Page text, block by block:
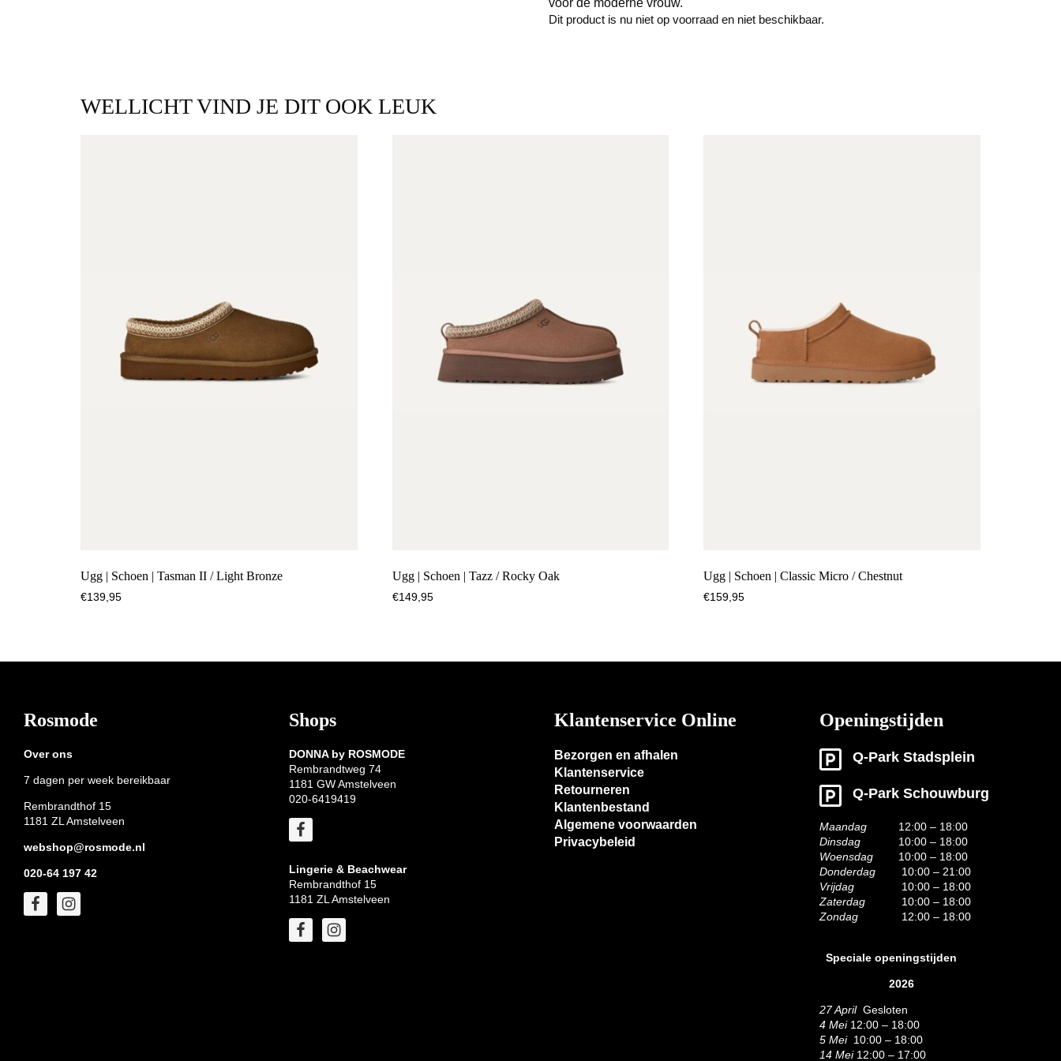
Dit product is nu niet op voorraad en niet beschikbaar.
WELLICHT VIND JE DIT OOK LEUK
Ugg | Schoen | Tasman II / Light Bronze
€139,95
Ugg | Schoen | Tazz / Rocky Oak
€149,95
Ugg | Schoen | Classic Micro / Chestnut
€159,95
Footer
Rosmode
Over ons
7 dagen per week bereikbaar
Rembrandthof 15
1181 ZL Amstelveen
webshop@rosmode.nl
020-64 197 42
Shops
DONNA by ROSMODE
Rembrandtweg 74
1181 GW Amstelveen
020-6419419
Lingerie & Beachwear
Rembrandthof 15
1181 ZL Amstelveen
Klantenservice Online
Bezorgen en afhalen
Klantenservice
Retourneren
Klantenbestand
Algemene voorwaarden
Privacybeleid
Openingstijden
Q-Park Stadsplein
Q-Park Schouwburg
Maandag
12:00 – 18:00
Dinsdag
10:00 – 18:00
Woensdag
10:00 – 18:00
Donderdag
10:00 – 21:00
Vrijdag
10:00 – 18:00
Zaterdag
10:00 – 18:00
Zondag
12:00 – 18:00
Speciale openingstijden
2026
27 AprilGesloten
4 Mei12:00 – 18:00
5 Mei10:00 – 18:00
14 Mei12:00 – 17:00